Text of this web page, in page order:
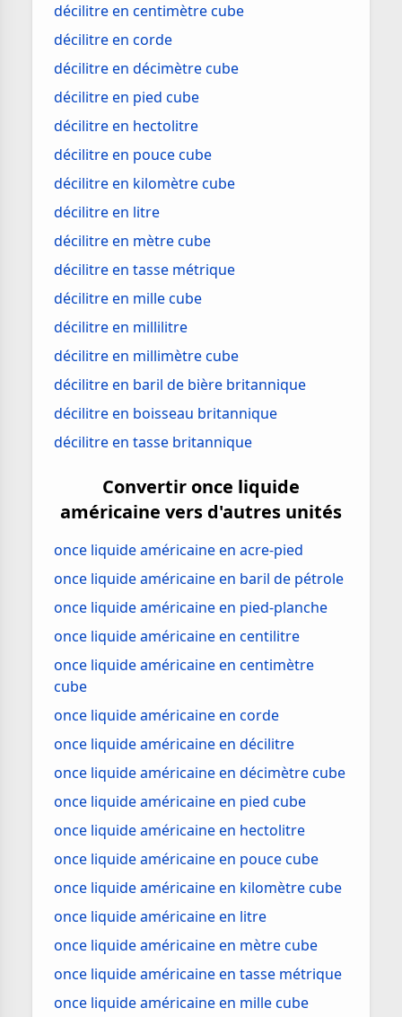
décilitre en centimètre cube
décilitre en corde
décilitre en décimètre cube
décilitre en pied cube
décilitre en hectolitre
décilitre en pouce cube
décilitre en kilomètre cube
décilitre en litre
décilitre en mètre cube
décilitre en tasse métrique
décilitre en mille cube
décilitre en millilitre
décilitre en millimètre cube
décilitre en baril de bière britannique
décilitre en boisseau britannique
décilitre en tasse britannique
Convertir once liquide
américaine vers d'autres unités
once liquide américaine en acre-pied
once liquide américaine en baril de pétrole
once liquide américaine en pied-planche
once liquide américaine en centilitre
once liquide américaine en centimètre
cube
once liquide américaine en corde
once liquide américaine en décilitre
once liquide américaine en décimètre cube
once liquide américaine en pied cube
once liquide américaine en hectolitre
once liquide américaine en pouce cube
once liquide américaine en kilomètre cube
once liquide américaine en litre
once liquide américaine en mètre cube
once liquide américaine en tasse métrique
once liquide américaine en mille cube